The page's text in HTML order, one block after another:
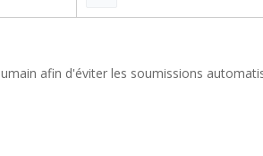
afin d'éviter les soumissions